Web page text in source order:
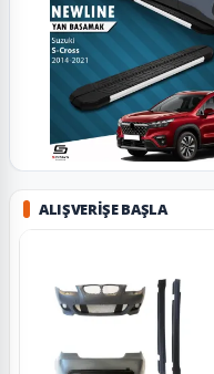
ALIŞVERIŞE BAŞLA